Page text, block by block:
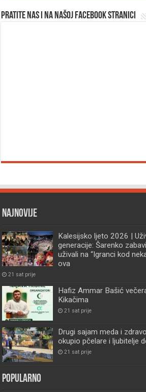
Pratite nas i na našoj facebook stranici
Najnovije
Kalesijsko ljeto 2026 |
generacije: Šarenko
uživali na “Igranci kod
ova
21 sat prije
Hafiz Ammar Bašić
Kikačima
21 sat prije
Drugi sajam meda i
okupio pčelare i ljubitelje
21 sat prije
Popularno